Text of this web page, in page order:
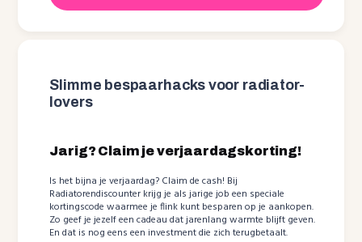
Slimme bespaarhacks voor radiator-
lovers
Jarig? Claim je verjaardagskorting!
Is het bijna je verjaardag? Claim de cash! Bij
Radiatorendiscounter krijg je als jarige job een speciale
kortingscode waarmee je flink kunt besparen op je aankopen.
Zo geef je jezelf een cadeau dat jarenlang warmte blijft geven.
En dat is nog eens een investment die zich terugbetaalt.